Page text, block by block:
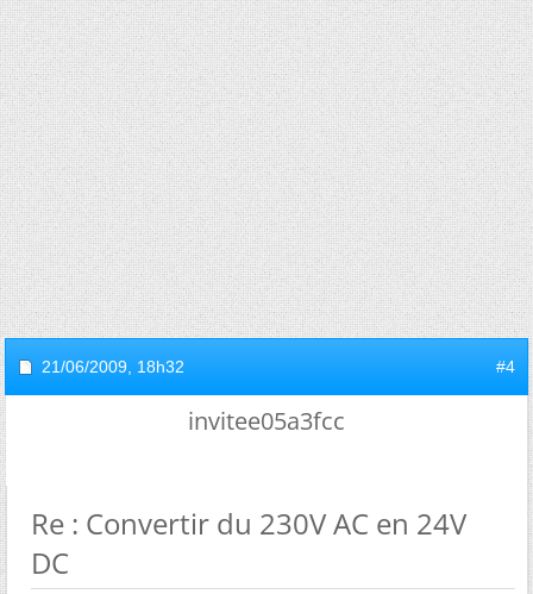
21/06/2009, 18h32 #4
invitee05a3fcc
Re : Convertir du 230V AC en 24V
DC